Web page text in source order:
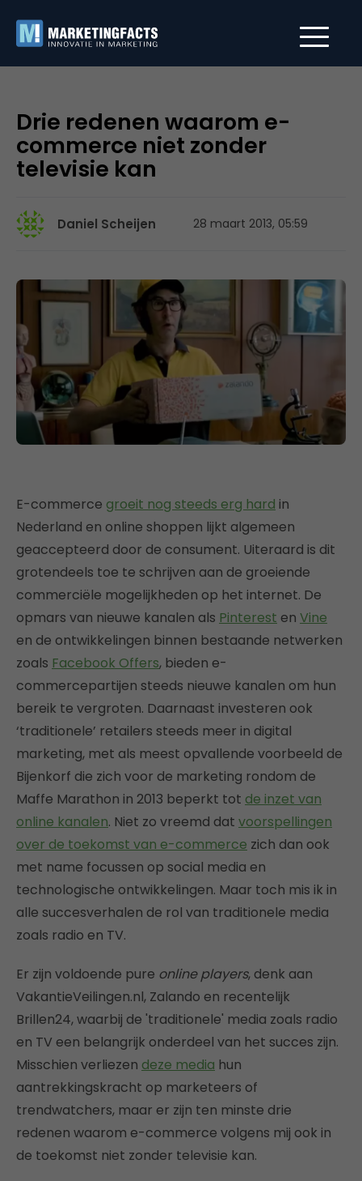
Drie redenen waarom e-
commerce niet zonder
televisie kan
Daniel Scheijen 28 maart 2013, 05:59
E-commerce groeit nog steeds erg hard in
Nederland en online shoppen lijkt algemeen
geaccepteerd door de consument. Uiteraard is dit
grotendeels toe te schrijven aan de groeiende
commerciële mogelijkheden op het internet. De
opmars van nieuwe kanalen als Pinterest en Vine
en de ontwikkelingen binnen bestaande netwerken
zoals Facebook Offers, bieden e-
commercepartijen steeds nieuwe kanalen om hun
bereik te vergroten. Daarnaast investeren ook
‘traditionele’ retailers steeds meer in digital
marketing, met als meest opvallende voorbeeld de
Bijenkorf die zich voor de marketing rondom de
Maffe Marathon in 2013 beperkt tot de inzet van
online kanalen. Niet zo vreemd dat voorspellingen
over de toekomst van e-commerce zich dan ook
met name focussen op social media en
technologische ontwikkelingen. Maar toch mis ik in
alle succesverhalen de rol van traditionele media
zoals radio en TV.
Er zijn voldoende pure online players, denk aan
VakantieVeilingen.nl, Zalando en recentelijk
Brillen24, waarbij de 'traditionele' media zoals radio
en TV een belangrijk onderdeel van het succes zijn.
Misschien verliezen deze media hun
aantrekkingskracht op marketeers of
trendwatchers, maar er zijn ten minste drie
redenen waarom e-commerce volgens mij ook in
de toekomst niet zonder televisie kan.